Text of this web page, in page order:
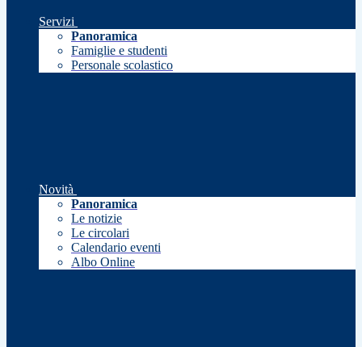
Servizi
Panoramica
Famiglie e studenti
Personale scolastico
Novità
Panoramica
Le notizie
Le circolari
Calendario eventi
Albo Online